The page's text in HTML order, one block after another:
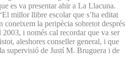
es va presentar ahir a La Llacuna.
millor llibre escolar que s’ha editat
coneixem la peripècia sobretot després
2003, i només cal recordar que va ser
aleshores conseller general, i que
supervisió de Justí M. Bruguera i de